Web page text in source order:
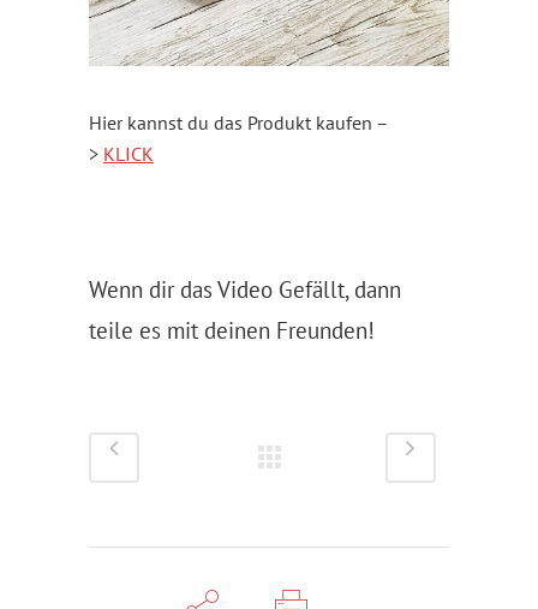
Hier kannst du das Produkt kaufen –
> KLICK
Wenn dir das Video Gefällt, dann
teile es mit deinen Freunden!